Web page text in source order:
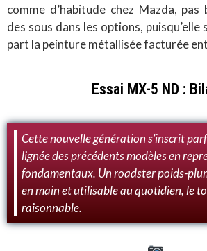
comme d’habitude chez Mazda,
des sous dans les options,
part la peinture métallisée facturée
Essai MX-5 ND :
Cette nouvelle génération s’inscrit
lignée des précédents modèles en
fondamentaux. Un roadster poids-
en main et utilisable au quotidien, le
raisonnable.